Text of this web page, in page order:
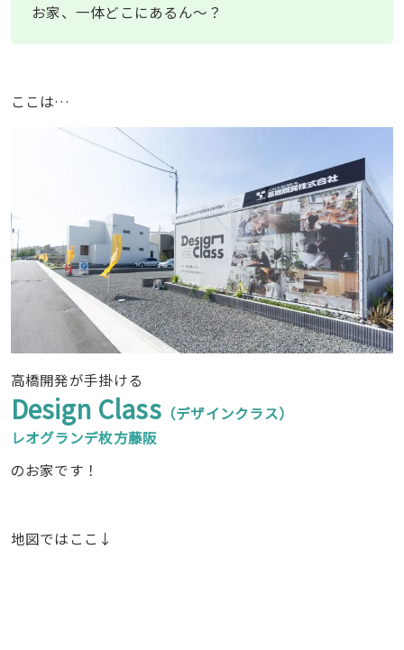
お家、一体どこにあるん〜？
ここは…
高橋開発が手掛ける
Design Class（デザインクラス）
レオグランデ枚方藤阪
のお家です！
地図ではここ↓